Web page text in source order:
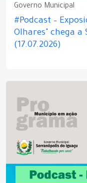
Governo Municipal
#Podcast –
Olhares" chega a
(17.07.2026)